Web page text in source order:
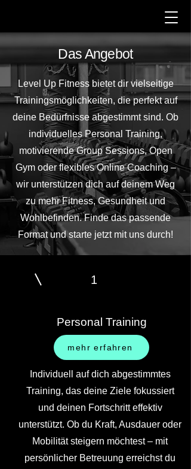
Das Angebot
Level Up Fitness bietet dir vielseitige
Trainingsmöglichkeiten, die perfekt auf
deine Bedürfnisse abgestimmt sind. Ob
individuelles Personal Training,
motivierende Group Sessions, Open
Gym oder flexibles Online Coaching –
wir unterstützen dich auf deinem Weg
zu mehr Fitness, Gesundheit und
Wohlbefinden. Finde das passende
Format und starte jetzt mit uns durch!
1
Personal Training
mehr erfahren
Individuell auf dich abgestimmtes
Training, das deine Ziele fokussiert
und deinen Fortschritt effektiv
unterstützt. Ob du Kraft, Ausdauer oder
Mobilität steigern möchtest – mit
persönlicher Betreuung erreichst du